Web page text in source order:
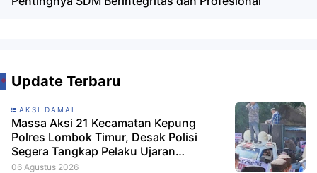
Update Terbaru
AKSI DAMAI
Massa Aksi 21 Kecamatan Kepung
Polres Lombok Timur, Desak Polisi
Segera Tangkap Pelaku Ujaran
Kebencian terhadap Bupati
06 Agustus 2026